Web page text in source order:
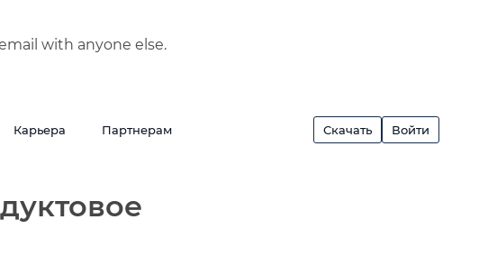
with anyone else.
Карьера Партнерам Скачать Войти